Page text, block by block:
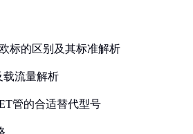
标的区别及其标准解析
载流量解析
管的合适替代型号